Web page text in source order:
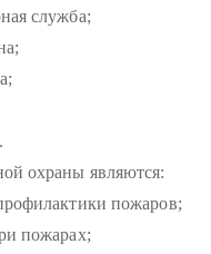
служба;
охраны являются:
пожаров;
пожарах;